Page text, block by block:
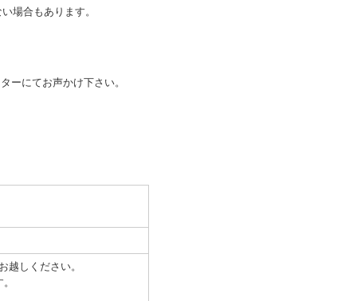
場合もあります。
ーにてお声かけ下さい。
越しください。